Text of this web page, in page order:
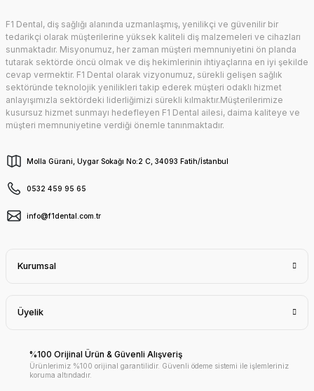
F1 Dental, diş sağlığı alanında uzmanlaşmış, yenilikçi ve güvenilir bir
tedarikçi olarak müşterilerine yüksek kaliteli diş malzemeleri ve cihazları
sunmaktadır. Misyonumuz, her zaman müşteri memnuniyetini ön planda
tutarak sektörde öncü olmak ve diş hekimlerinin ihtiyaçlarına en iyi şekilde
cevap vermektir. F1 Dental olarak vizyonumuz, sürekli gelişen sağlık
sektöründe teknolojik yenilikleri takip ederek müşteri odaklı hizmet
anlayışımızla sektördeki liderliğimizi sürekli kılmaktır.Müşterilerimize
kusursuz hizmet sunmayı hedefleyen F1 Dental ailesi, daima kaliteye ve
müşteri memnuniyetine verdiği önemle tanınmaktadır.
Molla Gürani, Uygar Sokağı No:2 C, 34093 Fatih/İstanbul
0532 459 95 65
info@f1dental.com.tr
Kurumsal
Üyelik
%100 Orijinal Ürün & Güvenli Alışveriş
Ürünlerimiz %100 orijinal garantilidir. Güvenli ödeme sistemi ile işlemleriniz
koruma altındadır.